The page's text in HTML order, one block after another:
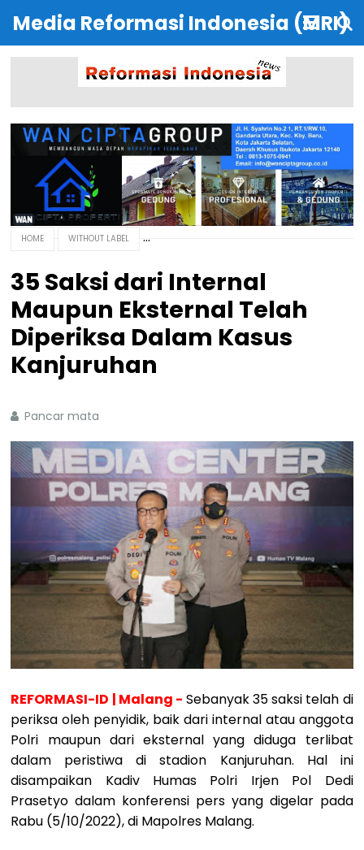
Media Reformasi Indonesia (MRI)
HOME WITHOUT LABEL
35 Saksi dari Internal
Maupun Eksternal Telah
Diperiksa Dalam Kasus
Kanjuruhan
Pancar mata
REFORMASI-ID | Malang - Sebanyak 35 saksi telah di
periksa oleh penyidik, baik dari internal atau anggota
Polri maupun dari eksternal yang diduga terlibat
dalam peristiwa di stadion Kanjuruhan. Hal ini
disampaikan Kadiv Humas Polri Irjen Pol Dedi
Prasetyo dalam konferensi pers yang digelar pada
Rabu (5/10/2022), di Mapolres Malang.